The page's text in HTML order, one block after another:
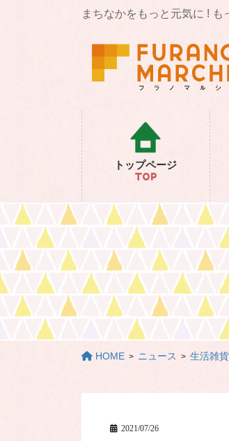
まちなかをもっと元気に !
トップページ
TOP
HOME ニュース 生活雑
2021/07/26